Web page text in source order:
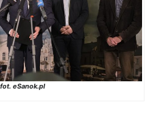
fot. eSanok.pl